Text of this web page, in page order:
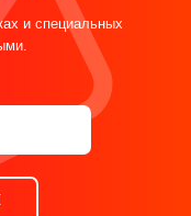
и специальных